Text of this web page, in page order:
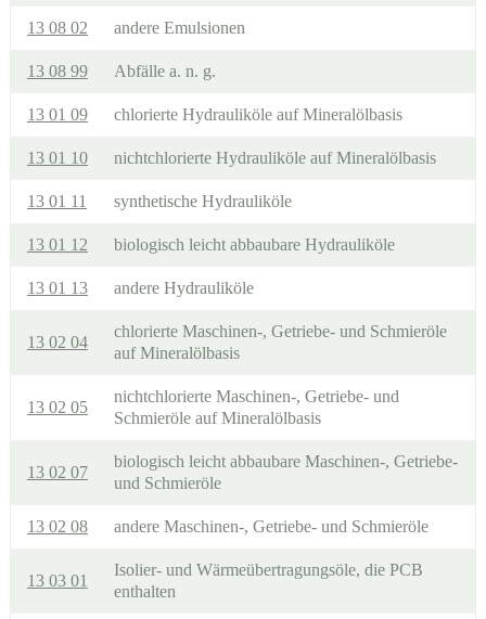
13 08 02 andere Emulsionen
13 08 99 Abfälle a. n. g.
13 01 09 chlorierte Hydrauliköle auf Mineralölbasis
13 01 10 nichtchlorierte Hydrauliköle auf Mineralölbasis
13 01 11 synthetische Hydrauliköle
13 01 12 biologisch leicht abbaubare Hydrauliköle
13 01 13 andere Hydrauliköle
13 02 04
chlorierte Maschinen-, Getriebe- und Schmieröle
auf Mineralölbasis
13 02 05
nichtchlorierte Maschinen-, Getriebe- und
Schmieröle auf Mineralölbasis
13 02 07
biologisch leicht abbaubare Maschinen-, Getriebe-
und Schmieröle
13 02 08 andere Maschinen-, Getriebe- und Schmieröle
13 03 01
Isolier- und Wärmeübertragungsöle, die PCB
enthalten